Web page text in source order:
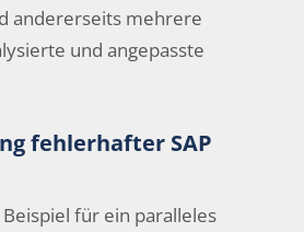
andererseits mehrere
und angepasste
fehlerhafter SAP
für ein paralleles